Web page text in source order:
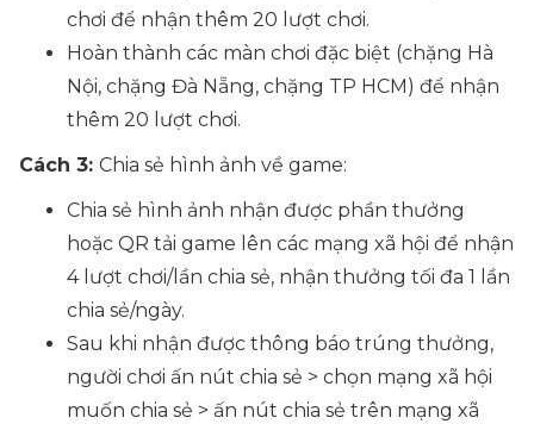
chơi để nhận thêm 20 lượt chơi.
Hoàn thành các màn chơi đặc biệt (chặng Hà
Nội, chặng Đà Nẵng, chặng TP HCM) để nhận
thêm 20 lượt chơi.
Cách 3: Chia sẻ hình ảnh về game:
Chia sẻ hình ảnh nhận được phần thưởng
hoặc QR tải game lên các mạng xã hội để nhận
4 lượt chơi/lần chia sẻ, nhận thưởng tối đa 1 lần
chia sẻ/ngày.
Sau khi nhận được thông báo trúng thưởng,
người chơi ấn nút chia sẻ > chọn mạng xã hội
muốn chia sẻ > ấn nút chia sẻ trên mạng xã